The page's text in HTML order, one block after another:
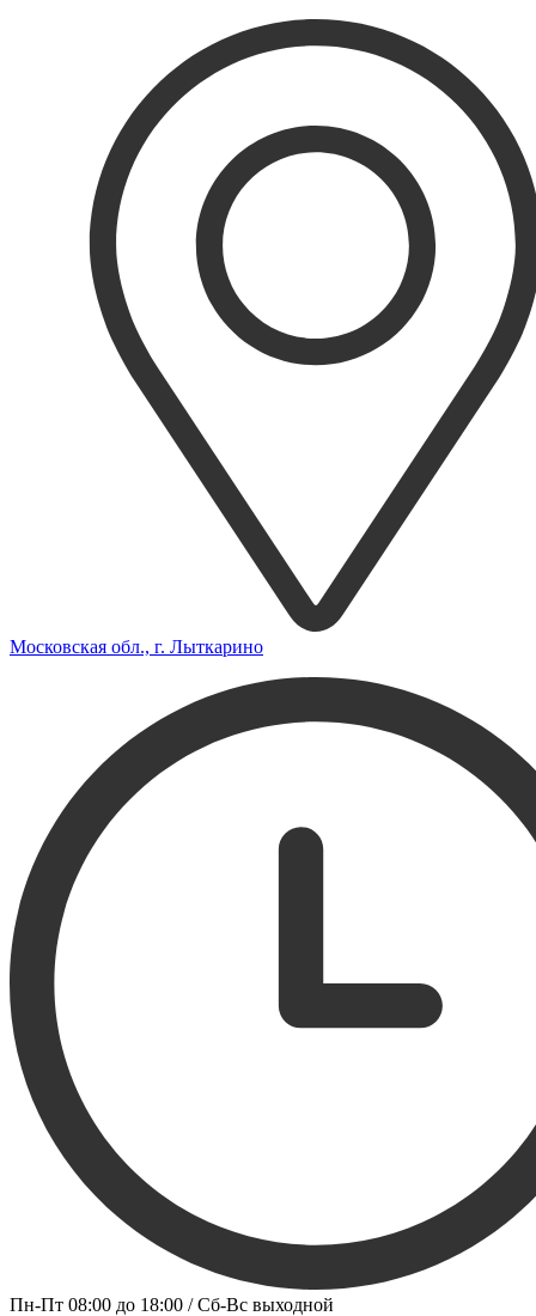
Московская обл., г. Лыткарино
Пн-Пт 08:00 до 18:00 / Сб-Вс выходной